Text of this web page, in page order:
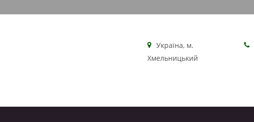
Українa, м.
Хмельницький